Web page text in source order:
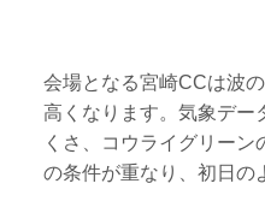
会場となる宮崎CCは波
高くなります。気象デー
くさ、コウライグリー
の条件が重なり、初日の